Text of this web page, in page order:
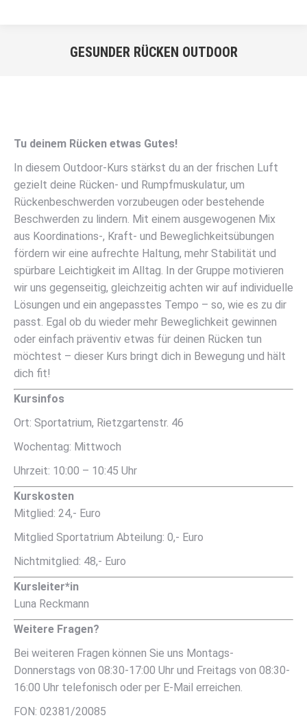
GESUNDER RÜCKEN OUTDOOR
Tu deinem Rücken etwas Gutes!
In diesem Outdoor-Kurs stärkst du an der frischen Luft
gezielt deine Rücken- und Rumpfmuskulatur, um
Rückenbeschwerden vorzubeugen oder bestehende
Beschwerden zu lindern. Mit einem ausgewogenen Mix
aus Koordinations-, Kraft- und Beweglichkeitsübungen
fördern wir eine aufrechte Haltung, mehr Stabilität und
spürbare Leichtigkeit im Alltag. In der Gruppe motivieren
wir uns gegenseitig, gleichzeitig achten wir auf individuelle
Lösungen und ein angepasstes Tempo – so, wie es zu dir
passt. Egal ob du wieder mehr Beweglichkeit gewinnen
oder einfach präventiv etwas für deinen Rücken tun
möchtest – dieser Kurs bringt dich in Bewegung und hält
dich fit!
Kursinfos
Ort: Sportatrium, Rietzgartenstr. 46
Wochentag: Mittwoch
Uhrzeit: 10:00 – 10:45 Uhr
Kurskosten
Mitglied: 24,- Euro
Mitglied Sportatrium Abteilung: 0,- Euro
Nichtmitglied: 48,- Euro
Kursleiter*in
Luna Reckmann
Weitere Fragen?
Bei weiteren Fragen können Sie uns Montags-
Donnerstags von 08:30-17:00 Uhr und Freitags von 08:30-
16:00 Uhr telefonisch oder per E-Mail erreichen.
FON: 02381/20085